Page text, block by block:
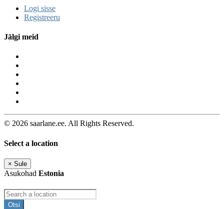
Logi sisse
Registreeru
Jälgi meid
© 2026 saarlane.ee. All Rights Reserved.
Select a location
× Sule
Asukohad Estonia
Otsi